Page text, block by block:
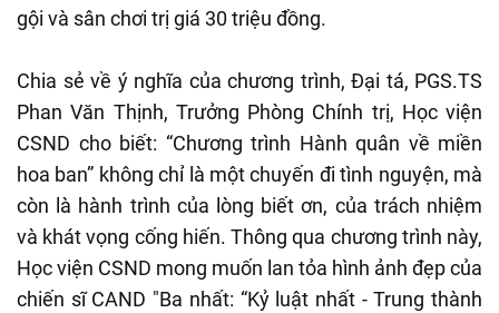
gội và sân chơi trị giá 30 triệu đồng.
Chia sẻ về ý nghĩa của chương trình, Đại tá, PGS.TS
Phan Văn Thịnh, Trưởng Phòng Chính trị, Học viện
CSND cho biết: “Chương trình Hành quân về miền
hoa ban” không chỉ là một chuyến đi tình nguyện, mà
còn là hành trình của lòng biết ơn, của trách nhiệm
và khát vọng cống hiến. Thông qua chương trình này,
Học viện CSND mong muốn lan tỏa hình ảnh đẹp của
chiến sĩ CAND "Ba nhất: “Kỷ luật nhất - Trung thành